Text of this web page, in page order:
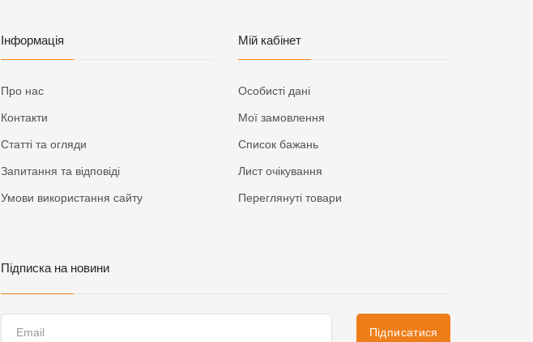
Інформація
Про нас
Контакти
Статті та огляди
Запитання та відповіді
Умови використання сайту
Мій кабінет
Особисті дані
Мої замовлення
Список бажань
Лист очікування
Переглянуті товари
Підписка на новини
Підписатися